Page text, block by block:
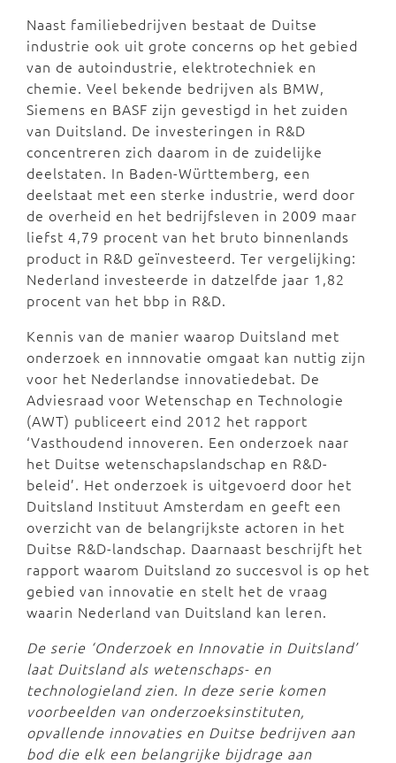
Naast familiebedrijven bestaat de Duitse
industrie ook uit grote concerns op het gebied
van de autoindustrie, elektrotechniek en
chemie. Veel bekende bedrijven als BMW,
Siemens en BASF zijn gevestigd in het zuiden
van Duitsland. De investeringen in R&D
concentreren zich daarom in de zuidelijke
deelstaten. In Baden-Württemberg, een
deelstaat met een sterke industrie, werd door
de overheid en het bedrijfsleven in 2009 maar
liefst 4,79 procent van het bruto binnenlands
product in R&D geïnvesteerd. Ter vergelijking:
Nederland investeerde in datzelfde jaar 1,82
procent van het bbp in R&D.
Kennis van de manier waarop Duitsland met
onderzoek en innnovatie omgaat kan nuttig zijn
voor het Nederlandse innovatiedebat. De
Adviesraad voor Wetenschap en Technologie
(AWT) publiceert eind 2012 het rapport
‘Vasthoudend innoveren. Een onderzoek naar
het Duitse wetenschapslandschap en R&D-
beleid’. Het onderzoek is uitgevoerd door het
Duitsland Instituut Amsterdam en geeft een
overzicht van de belangrijkste actoren in het
Duitse R&D-landschap. Daarnaast beschrijft het
rapport waarom Duitsland zo succesvol is op het
gebied van innovatie en stelt het de vraag
waarin Nederland van Duitsland kan leren.
De serie ‘Onderzoek en Innovatie in Duitsland’
laat Duitsland als wetenschaps- en
technologieland zien. In deze serie komen
voorbeelden van onderzoeksinstituten,
opvallende innovaties en Duitse bedrijven aan
bod die elk een belangrijke bijdrage aan